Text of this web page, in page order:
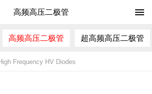
高频高压二极管
高频高压二极管 超高频高压二极管
Frequency HV Diodes